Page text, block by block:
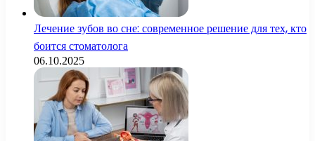
Лечение зубов во сне: современное решение для тех, кто
боится стоматолога
06.10.2025